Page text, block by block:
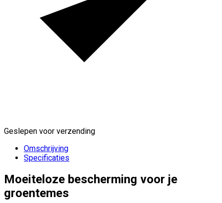
Geslepen voor verzending
Omschrijving
Specificaties
Moeiteloze bescherming voor je
groentemes